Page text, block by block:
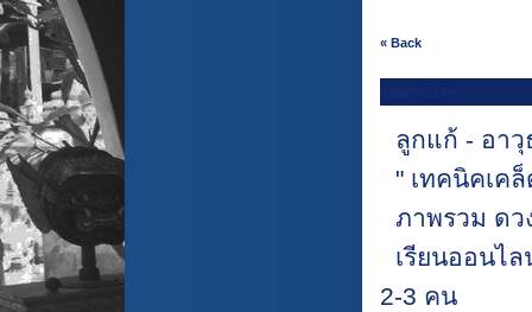
« Back
ลูกแก้ - อา
" เทคนิคเค
ภาพรวม ดว
เรียนออนไ
2-3 คน